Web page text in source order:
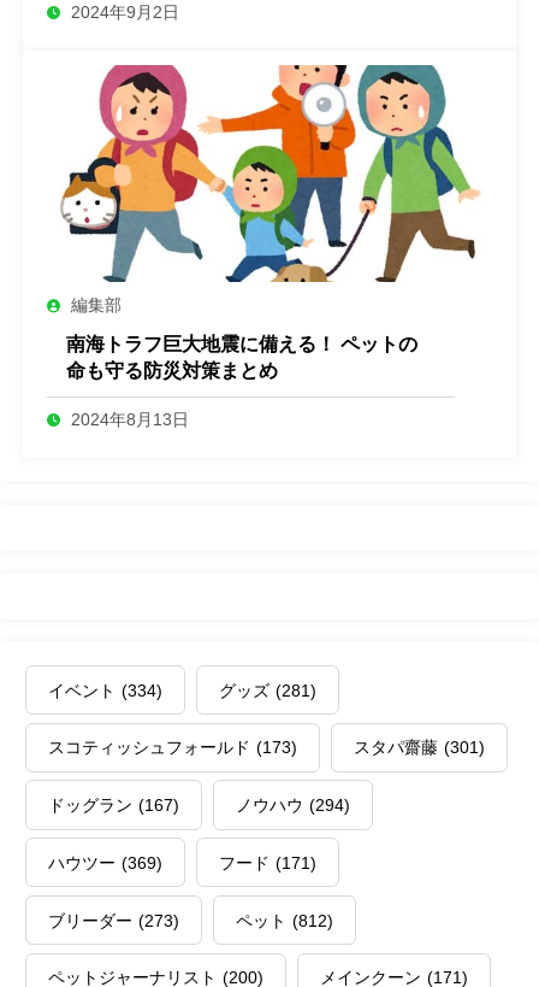
2024年9月2日
編集部
南海トラフ巨大地震に備える！ ペットの
命も守る防災対策まとめ
2024年8月13日
イベント (334) グッズ (281)
スコティッシュフォールド (173) スタパ齋藤 (301)
ドッグラン (167) ノウハウ (294)
ハウツー (369) フード (171)
ブリーダー (273) ペット (812)
ペットジャーナリスト (200) メインクーン (171)